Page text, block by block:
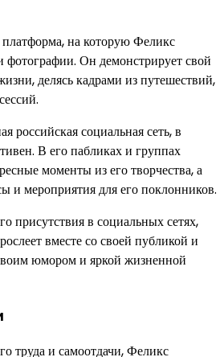
на которую Феликс
фотографии. Он демонстрирует свой
делясь кадрами из путешествий,
российская социальная сеть, в
В его пабликах и группах
моменты из его творчества, а
и мероприятия для его поклонников.
присутствия в социальных сетях,
вместе со своей публикой и
юмором и яркой жизненной
труда и самоотдачи, Феликс